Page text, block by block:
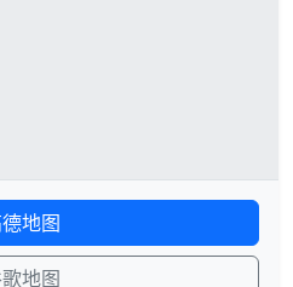
地图
地图